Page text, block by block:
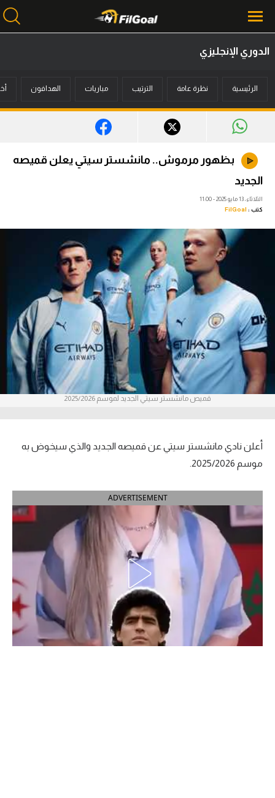
أخبار
فانتازي في الجول
فيديوهات
عدسات
آراء حرة
ركن الألعاب
بطولات
أمريكا 2026
الدوري المصري
الدوري الإسباني
الدوري الإيطالي
الدوري الألماني
الدوري الفرنسي
الدوري السعودي للمحترفين
دوري أبطال أوروبا
دوري أبطال إفريقيا
الدوري الإنجليزي
الرئيسية نظرة عامة الترتيب مباريات الهدافون
بظهور مرموش.. مانشستر سيتي يعلن قميصه
الجديد
الثلاثاء، 13 مايو 2025 - 11:00
كتب : FilGoal
قميص مانشستر سيتي الجديد لموسم 2025/2026
أعلن نادي مانشستر سيتي عن قميصه الجديد والذي سيخوض به
موسم 2025/2026.
ADVERTISEMENT